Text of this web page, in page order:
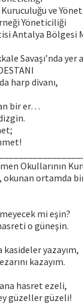
ve
Yöneticiliği
Antalya Bölgesi
Savaşı’nda yer
harp divanı,
bir er…
Okullarının
okunan ortamda
mi eşin?
o güneşin.
yazayım,
kazayım.
hasret ezeli,
güzeller güzeli!